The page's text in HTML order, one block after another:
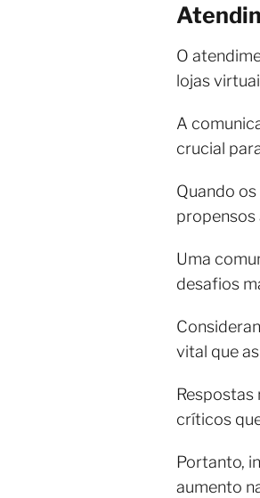
O
lojas
A
crucial
Quando
propensos
Uma
desafios
vital que
críticos
Portanto,
aumento